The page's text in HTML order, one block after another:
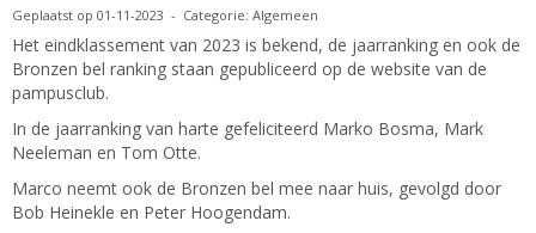
Geplaatst op 01-11-2023 - Categorie: Algemeen
Het eindklassement van 2023 is bekend, de jaarranking en ook de
Bronzen bel ranking staan gepubliceerd op de website van de
pampusclub.
In de jaarranking van harte gefeliciteerd Marko Bosma, Mark
Neeleman en Tom Otte.
Marco neemt ook de Bronzen bel mee naar huis, gevolgd door
Bob Heinekle en Peter Hoogendam.